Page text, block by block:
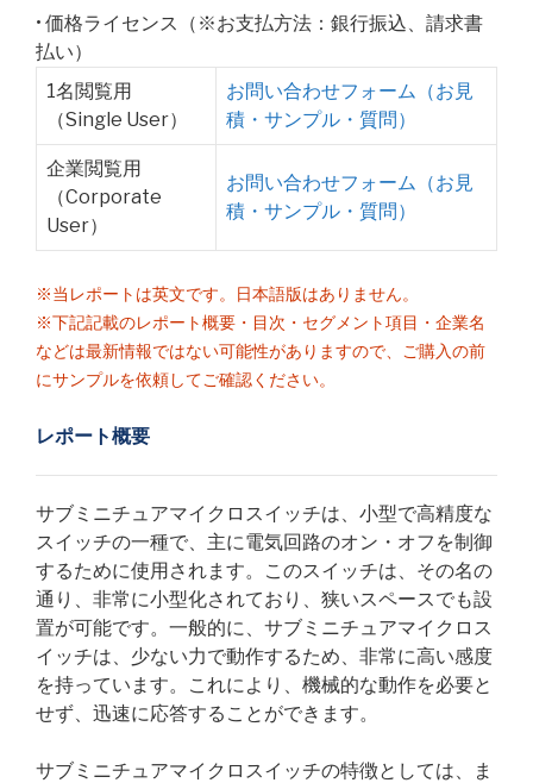
• 価格ライセンス（※お支払方法：銀行振込、請求書
払い）
1名閲覧用
（Single User）
お問い合わせフォーム（お見
積・サンプル・質問）
企業閲覧用
（Corporate
User）
お問い合わせフォーム（お見
積・サンプル・質問）
※当レポートは英文です。日本語版はありません。
※下記記載のレポート概要・目次・セグメント項目・企業名
などは最新情報ではない可能性がありますので、ご購入の前
にサンプルを依頼してご確認ください。
レポート概要
サブミニチュアマイクロスイッチは、小型で高精度な
スイッチの一種で、主に電気回路のオン・オフを制御
するために使用されます。このスイッチは、その名の
通り、非常に小型化されており、狭いスペースでも設
置が可能です。一般的に、サブミニチュアマイクロス
イッチは、少ない力で動作するため、非常に高い感度
を持っています。これにより、機械的な動作を必要と
せず、迅速に応答することができます。
サブミニチュアマイクロスイッチの特徴としては、ま